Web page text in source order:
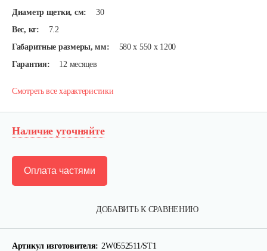
Диаметр щетки, см:
30
Вес, кг:
7.2
Габаритные размеры, мм:
580 x 550 x 1200
Гарантия:
12 месяцев
Смотреть все характеристики
Наличие уточняйте
ДОБАВИТЬ К СРАВНЕНИЮ
Оплата частями
Артикул изготовителя: 2W0552511/ST1